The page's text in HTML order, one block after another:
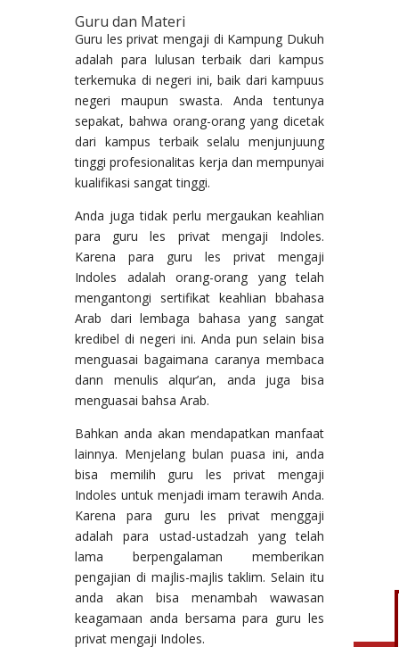
Guru dan Materi
Guru les privat mengaji di Kampung Dukuh
adalah para lulusan terbaik dari kampus
terkemuka di negeri ini, baik dari kampuus
negeri maupun swasta. Anda tentunya
sepakat, bahwa orang-orang yang dicetak
dari kampus terbaik selalu menjunjuung
tinggi profesionalitas kerja dan mempunyai
kualifikasi sangat tinggi.
Anda juga tidak perlu mergaukan keahlian
para guru les privat mengaji Indoles.
Karena para guru les privat mengaji
Indoles adalah orang-orang yang telah
mengantongi sertifikat keahlian bbahasa
Arab dari lembaga bahasa yang sangat
kredibel di negeri ini. Anda pun selain bisa
menguasai bagaimana caranya membaca
dann menulis alqur’an, anda juga bisa
menguasai bahsa Arab.
Bahkan anda akan mendapatkan manfaat
lainnya. Menjelang bulan puasa ini, anda
bisa memilih guru les privat mengaji
Indoles untuk menjadi imam terawih Anda.
Karena para guru les privat menggaji
adalah para ustad-ustadzah yang telah
lama berpengalaman memberikan
pengajian di majlis-majlis taklim. Selain itu
anda akan bisa menambah wawasan
keagamaan anda bersama para guru les
privat mengaji Indoles.